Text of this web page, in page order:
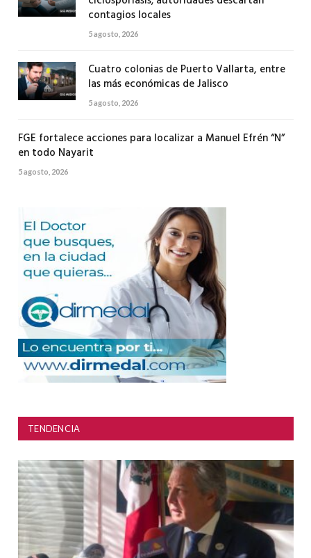
contagios locales
5 agosto, 2026
Cuatro colonias de Puerto Vallarta, entre
las más económicas de Jalisco
5 agosto, 2026
FGE fortalece acciones para localizar a Manuel Efrén “N”
en todo Nayarit
5 agosto, 2026
TENDENCIA